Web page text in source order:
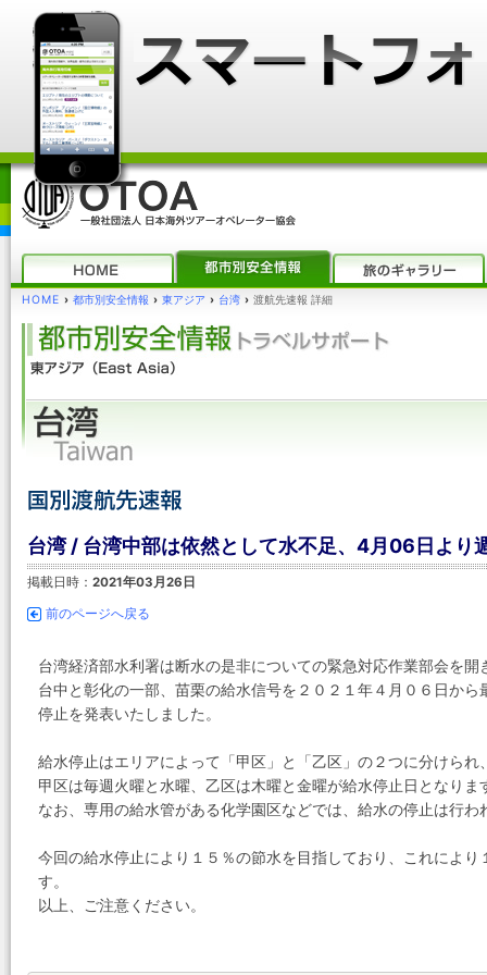
HOME › 都市別安全情報 › 東アジア › 台湾 › 渡航先速報 詳細
台湾 / 台湾中部は依然として水不足、4月06日より
掲載日時： 2021年03月26日
前のページへ戻る
台湾経済部水利署は断水の是非についての緊急対応作業部会を開
台中と彰化の一部、苗栗の給水信号を２０２１年４月０６日か
停止を発表いたしました。
給水停止はエリアによって「甲区」と「乙区」の２つに分けられ
甲区は毎週火曜と水曜、乙区は木曜と金曜が給水停止日となりま
なお、専用の給水管がある化学園区などでは、給水の停止は行わ
今回の給水停止により１５％の節水を目指しており、これによ
す。
以上、ご注意ください。